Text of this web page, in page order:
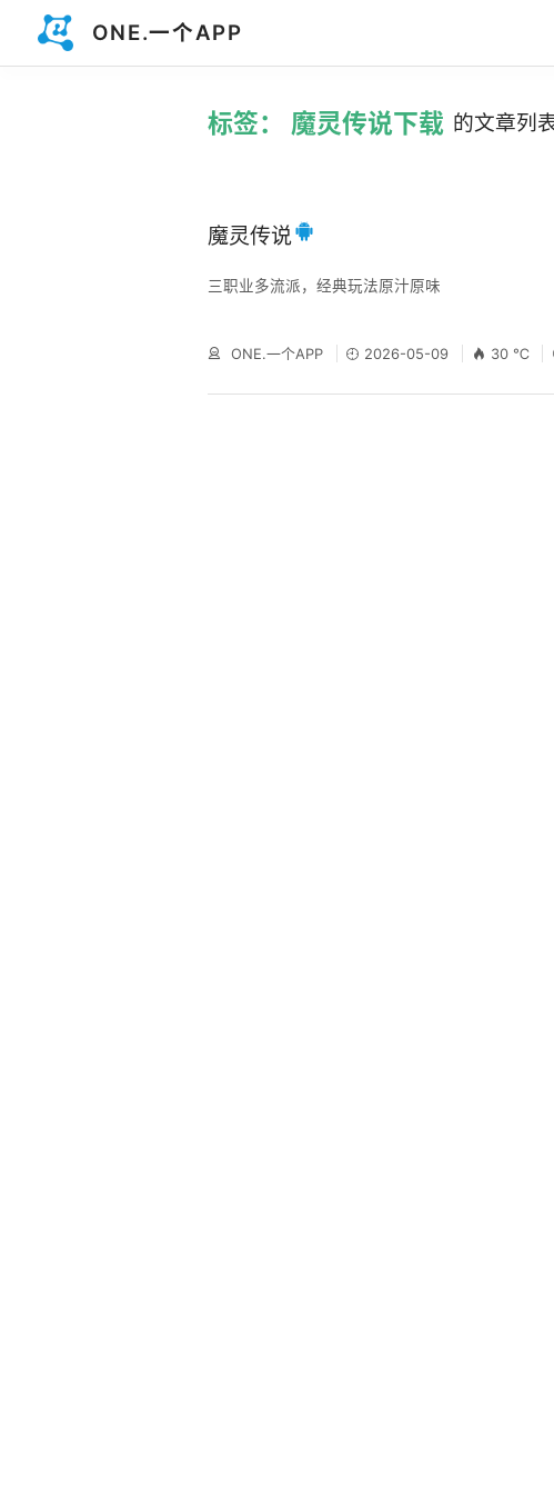
ONE.一个APP
标签： 魔灵传说下载 的文章列
魔灵传说
三职业多流派，经典玩法原汁原味
ONE.一个APP 2026-05-09 30 ℃